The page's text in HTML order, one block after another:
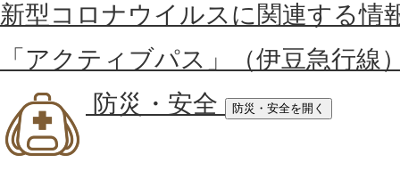
新型コロナウイルスに関連する情
「アクティブパス」（伊豆急行線
防災・安全
防災・安全を開く